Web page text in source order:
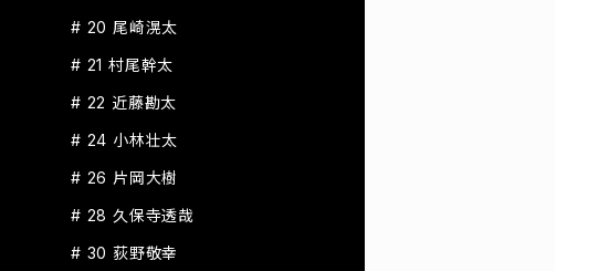
# 20 尾崎滉太
# 21 村尾幹太
# 22 近藤勘太
# 24 小林壮太
# 26 片岡大樹
# 28 久保寺透哉
# 30 荻野敬幸